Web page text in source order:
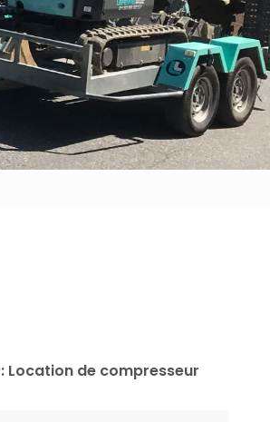
Location de compresseur